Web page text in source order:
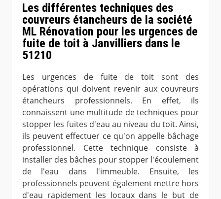
Les différentes techniques des
couvreurs étancheurs de la société
ML Rénovation pour les urgences de
fuite de toit à Janvilliers dans le
51210
Les urgences de fuite de toit sont des
opérations qui doivent revenir aux couvreurs
étancheurs professionnels. En effet, ils
connaissent une multitude de techniques pour
stopper les fuites d'eau au niveau du toit. Ainsi,
ils peuvent effectuer ce qu'on appelle bâchage
professionnel. Cette technique consiste à
installer des bâches pour stopper l'écoulement
de l'eau dans l'immeuble. Ensuite, les
professionnels peuvent également mettre hors
d'eau rapidement les locaux dans le but de